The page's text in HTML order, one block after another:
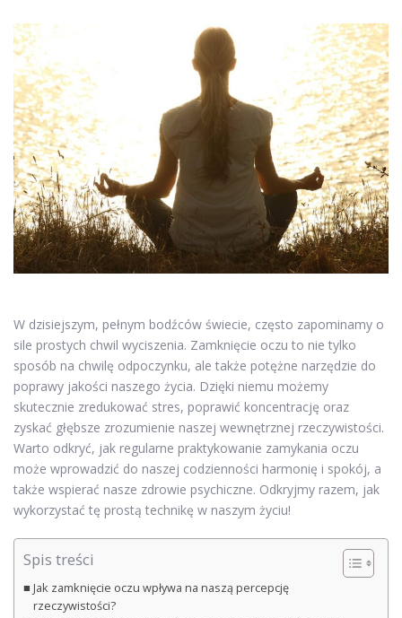
W dzisiejszym, pełnym bodźców świecie, często zapominamy o
sile prostych chwil wyciszenia. Zamknięcie oczu to nie tylko
sposób na chwilę odpoczynku, ale także potężne narzędzie do
poprawy jakości naszego życia. Dzięki niemu możemy
skutecznie zredukować stres, poprawić koncentrację oraz
zyskać głębsze zrozumienie naszej wewnętrznej rzeczywistości.
Warto odkryć, jak regularne praktykowanie zamykania oczu
może wprowadzić do naszej codzienności harmonię i spokój, a
także wspierać nasze zdrowie psychiczne. Odkryjmy razem, jak
wykorzystać tę prostą technikę w naszym życiu!
Spis treści
Jak zamknięcie oczu wpływa na naszą percepcję
rzeczywistości?